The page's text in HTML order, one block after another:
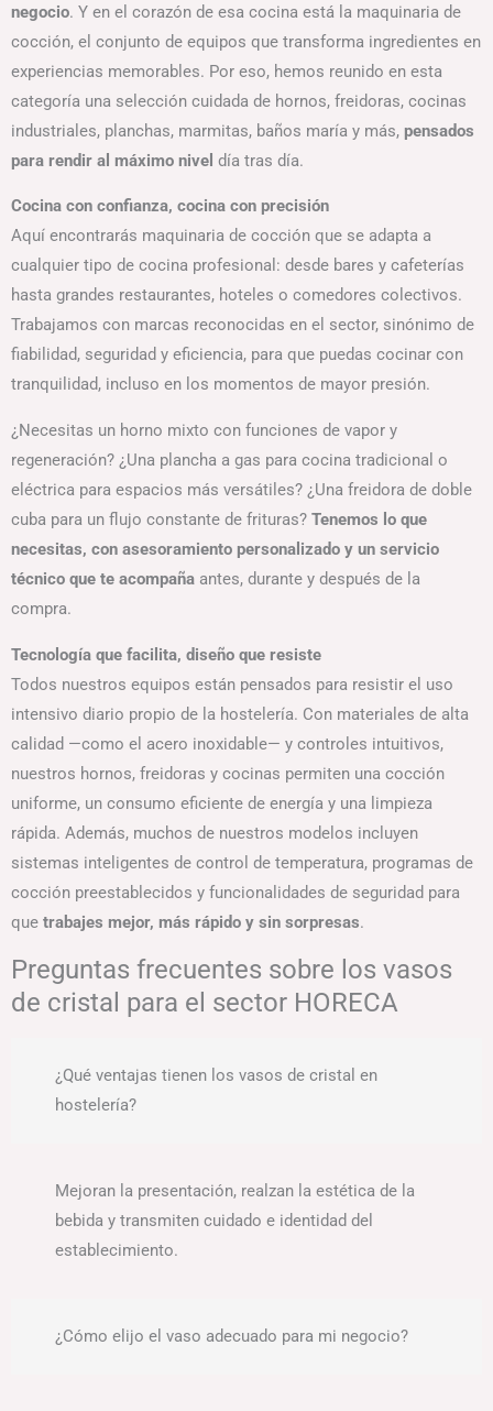
negocio. Y en el corazón de esa cocina está la maquinaria de
cocción, el conjunto de equipos que transforma ingredientes en
experiencias memorables. Por eso, hemos reunido en esta
categoría una selección cuidada de hornos, freidoras, cocinas
industriales, planchas, marmitas, baños maría y más, pensados
para rendir al máximo nivel día tras día.
Cocina con confianza, cocina con precisión
Aquí encontrarás maquinaria de cocción que se adapta a
cualquier tipo de cocina profesional: desde bares y cafeterías
hasta grandes restaurantes, hoteles o comedores colectivos.
Trabajamos con marcas reconocidas en el sector, sinónimo de
fiabilidad, seguridad y eficiencia, para que puedas cocinar con
tranquilidad, incluso en los momentos de mayor presión.
¿Necesitas un horno mixto con funciones de vapor y
regeneración? ¿Una plancha a gas para cocina tradicional o
eléctrica para espacios más versátiles? ¿Una freidora de doble
cuba para un flujo constante de frituras? Tenemos lo que
necesitas, con asesoramiento personalizado y un servicio
técnico que te acompaña antes, durante y después de la
compra.
Tecnología que facilita, diseño que resiste
Todos nuestros equipos están pensados para resistir el uso
intensivo diario propio de la hostelería. Con materiales de alta
calidad —como el acero inoxidable— y controles intuitivos,
nuestros hornos, freidoras y cocinas permiten una cocción
uniforme, un consumo eficiente de energía y una limpieza
rápida. Además, muchos de nuestros modelos incluyen
sistemas inteligentes de control de temperatura, programas de
cocción preestablecidos y funcionalidades de seguridad para
que trabajes mejor, más rápido y sin sorpresas.
Preguntas frecuentes sobre los vasos
de cristal para el sector HORECA
¿Qué ventajas tienen los vasos de cristal en
hostelería?
Mejoran la presentación, realzan la estética de la
bebida y transmiten cuidado e identidad del
establecimiento.
¿Cómo elijo el vaso adecuado para mi negocio?